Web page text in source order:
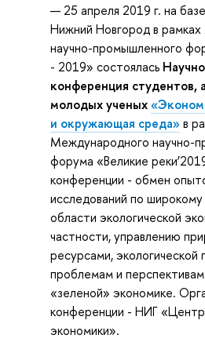
25 апреля 2019 г. на
Нижний Новгород в
научно-промышленного
- 2019» состоялась
конференция студентов,
молодых ученых
и окружающая среда» в
Международного научно-
форума «Великие
конференции - обмен
исследований по широкому
области экологической
частности, управлению
ресурсами, экологической
проблемам и
«зеленой» экономике.
конференции - НИГ «Центр
экономики».